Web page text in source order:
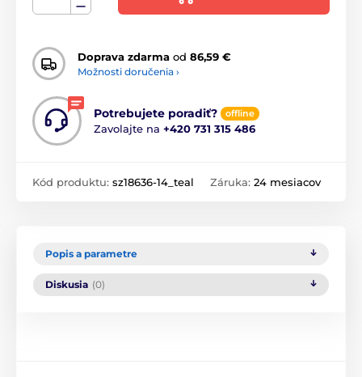
Doprava zdarma od 86,59 €
Možnosti doručenia ›
Potrebujete poradiť? offline
Zavolajte na +420 731 315 486
Kód produktu: sz18636-14_teal Záruka: 24 mesiacov
Popis a parametre
Diskusia (0)